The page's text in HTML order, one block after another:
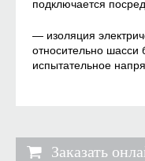
подключается
— изоляция
относительно шасси
испытательное
Заказать